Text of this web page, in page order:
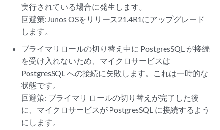
実行されている場合に発生します。
回避策:Junos OSをリリース21.4R1にアップグレード
します。
プライマリロールの切り替え中に PostgresSQL が接続
を受け入れないため、マイクロサービスは
PostgresSQL への接続に失敗します。これは一時的な
状態です。
回避策: プライマリ ロールの切り替えが完了した後
に、マイクロサービスが PostgresSQL に接続するよう
にします。